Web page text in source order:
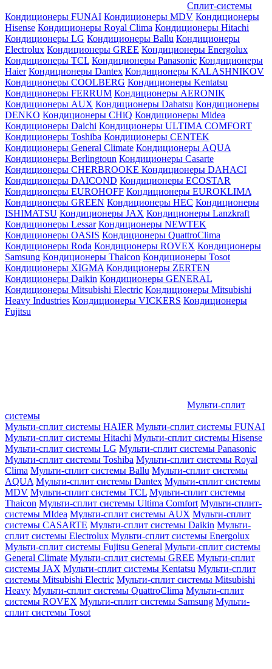
Сплит-системы
Кондиционеры FUNAI Кондиционеры MDV Кондиционеры
Hisense Кондиционеры Royal Clima Кондиционеры Hitachi
Кондиционеры LG Кондиционеры Ballu Кондиционеры
Electrolux Кондиционеры GREE Кондиционеры Energolux
Кондиционеры TCL Кондиционеры Panasonic Кондиционеры
Haier Кондиционеры Dantex Кондиционеры KALASHNIKOV
Кондиционеры СOOLBERG Кондиционеры Kentatsu
Кондиционеры FERRUM Кондиционеры AERONIK
Кондиционеры AUX Кондиционеры Dahatsu Кондиционеры
DENKO Кондиционеры CHiQ Кондиционеры Midea
Кондиционеры Daichi Кондиционеры ULTIMA COMFORT
Кондиционеры Toshiba Кондиционеры CENTEK
Кондиционеры General Climate Кондиционеры AQUA
Кондиционеры Berlingtoun Кондиционеры Casarte
Кондиционеры CHERBROOKE Кондиционеры DAHACI
Кондиционеры DAICOND Кондиционеры ECOSTAR
Кондиционеры EUROHOFF Кондиционеры EUROKLIMA
Кондиционеры GREEN Кондиционеры HEC Кондиционеры
ISHIMATSU Кондиционеры JAX Кондиционеры Lanzkraft
Кондиционеры Lessar Кондиционеры NEWTEK
Кондиционеры OASIS Кондиционеры QuattroClima
Кондиционеры Roda Кондиционеры ROVEX Кондиционеры
Samsung Кондиционеры Thaicon Кондиционеры Tosot
Кондиционеры XIGMA Кондиционеры ZERTEN
Кондиционеры Daikin Кондиционеры GENERAL
Кондиционеры Mitsubishi Electric Кондиционеры Mitsubishi
Heavy Industries Кондиционеры VICKERS Кондиционеры
Fujitsu
Мульти-сплит
системы
Мульти-сплит системы HAIER Мульти-сплит системы FUNAI
Мульти-сплит системы Hitachi Мульти-сплит системы Hisense
Мульти-сплит системы LG Мульти-сплит системы Panasonic
Мульти-сплит системы Toshiba Мульти-сплит системы Royal
Clima Мульти-сплит системы Ballu Мульти-сплит системы
AQUA Мульти-сплит системы Dantex Мульти-сплит системы
MDV Мульти-сплит системы TCL Мульти-сплит системы
Thaicon Мульти-сплит системы Ultima Comfort Мульти-сплит-
системы MIdea Мульти-сплит системы AUX Мульти-сплит
системы CASARTE Мульти-сплит системы Daikin Мульти-
сплит системы Electrolux Мульти-сплит системы Energolux
Мульти-сплит системы Fujitsu General Мульти-сплит системы
General Climate Мульти-сплит системы GREE Мульти-сплит
системы JAX Мульти-сплит системы Kentatsu Мульти-сплит
системы Mitsubishi Electric Мульти-сплит системы Mitsubishi
Heavy Мульти-сплит системы QuattroClima Мульти-сплит
системы ROVEX Мульти-сплит системы Samsung Мульти-
сплит системы Tosot